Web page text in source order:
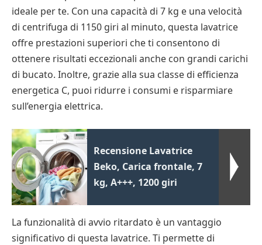
ideale per te. Con una capacità di 7 kg e una velocità
di centrifuga di 1150 giri al minuto, questa lavatrice
offre prestazioni superiori che ti consentono di
ottenere risultati eccezionali anche con grandi carichi
di bucato. Inoltre, grazie alla sua classe di efficienza
energetica C, puoi ridurre i consumi e risparmiare
sull’energia elettrica.
Recensione Lavatrice
Beko, Carica frontale, 7
kg, A+++, 1200 giri
La funzionalità di avvio ritardato è un vantaggio
significativo di questa lavatrice. Ti permette di